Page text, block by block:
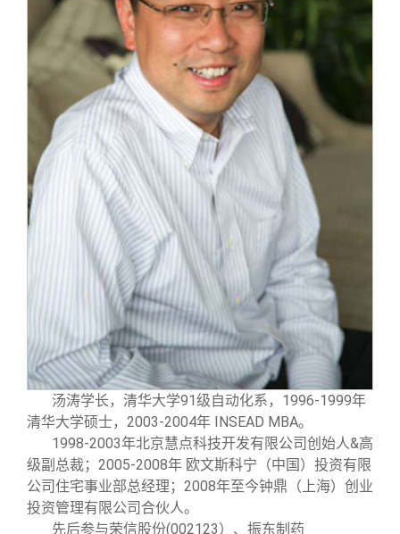
汤涛学长，清华大学91级自动化系，1996-1999年
清华大学硕士，2003-2004年 INSEAD MBA。
1998-2003年北京慧点科技开发有限公司创始人&高
级副总裁；2005-2008年 欧文斯科宁（中国）投资有限
公司住宅事业部总经理；2008年至今钟鼎（上海）创业
投资管理有限公司合伙人。
先后参与荣信股份(002123）、振东制药